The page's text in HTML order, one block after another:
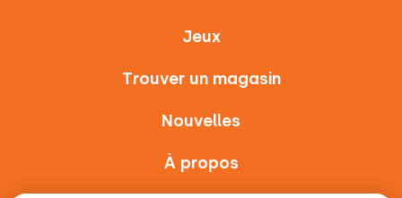
Jeux
Trouver un magasin
Nouvelles
À propos